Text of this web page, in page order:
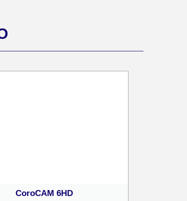
CoroCAM 6HD